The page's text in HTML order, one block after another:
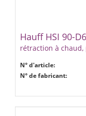
Hauff HSI 90-
rétraction à
N° d'article:
N° de fabricant: